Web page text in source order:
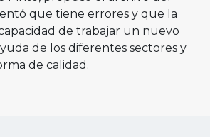
que tiene errores y que la
de trabajar un nuevo
de los diferentes sectores y
de calidad.